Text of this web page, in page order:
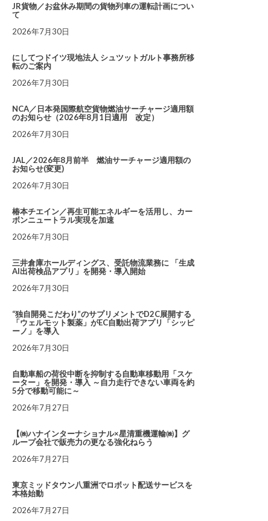
JR貨物／お盆休み期間の貨物列車の運転計画につい
て
2026年7月30日
にしてつドイツ現地法人 シュツットガルト事務所移
転のご案内
2026年7月30日
NCA／日本発国際航空貨物燃油サーチャージ適用額
のお知らせ（2026年8月1日適用 改定）
2026年7月30日
JAL／2026年8月前半 燃油サーチャージ適用額の
お知らせ(変更)
2026年7月30日
椿本チエイン／再生可能エネルギーを活用し、カー
ボンニュートラル実現を加速
2026年7月30日
三井倉庫ホールディングス、受託物流業務に 「生成
AI出荷検品アプリ」を開発・導入開始
2026年7月30日
“独自開発こだわり”のサプリメントでD2C展開する
「ウェルモット製薬」がEC自動出荷アプリ「シッピ
ーノ」を導入
2026年7月30日
自動車船の荷役中断を抑制する自動車移動用「スケ
ーター」を開発・導入 ～自力走行できない車両を約
5分で移動可能に～
2026年7月27日
【㈱ハナインターナショナル×星清重機運輸㈱】グ
ループ会社で販売力の更なる強化ねらう
2026年7月27日
東京ミッドタウン八重洲でロボット配送サービスを
本格始動
2026年7月27日